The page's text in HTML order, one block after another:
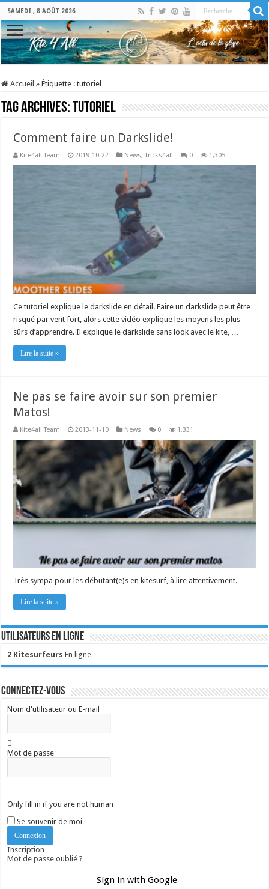
SAMEDI , 8 AOÛT 2026
Accueil » Étiquette :tutoriel
Tag Archives:tutoriel
Comment faire un Darkslide!
Kite4all Team 2019-10-22 News,Tricks4all 0 1,305
Ce tutoriel explique le darkslide en détail. Faire un darkslide peut être
risqué par vent fort, alors cette vidéo explique les moyens les plus
sûrs d’apprendre. Il explique le darkslide sans look avec le kite, …
Lire la suite »
Ne pas se faire avoir sur son premier
Matos!
Kite4all Team 2013-11-10 News 0 1,331
Très sympa pour les débutant(e)s en kitesurf, à lire attentivement.
Lire la suite »
Utilisateurs en ligne
2 Kitesurfeurs En ligne
Connectez-vous
Nom d'utilisateur ou E-mail
Mot de passe
Only fill in if you are not human
Se souvenir de moi
Inscription
Mot de passe oublié ?
Sign in with Google